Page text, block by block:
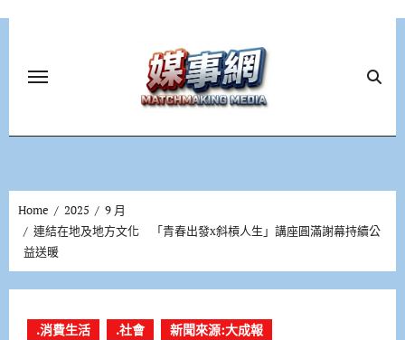
Home 2025
9 月
連結在地及地方文化 「青春出發x斜槓人生」講座圓滿謝幕持續公
益送暖
.消費生活 .社會 新聞來源:大成報